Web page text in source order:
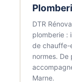
DTR
plomberie :
de chauffe-
normes. De
Marne.